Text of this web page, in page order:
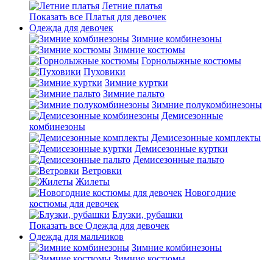
Летние платья
Показать все Платья для девочек
Одежда для девочек
Зимние комбинезоны
Зимние костюмы
Горнолыжные костюмы
Пуховики
Зимние куртки
Зимние пальто
Зимние полукомбинезоны
Демисезонные
комбинезоны
Демисезонные комплекты
Демисезонные куртки
Демисезонные пальто
Ветровки
Жилеты
Новогодние
костюмы для девочек
Блузки, рубашки
Показать все Одежда для девочек
Одежда для мальчиков
Зимние комбинезоны